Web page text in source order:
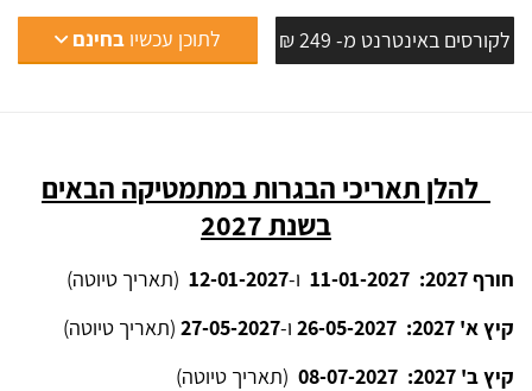
לקורסים באינטרנט מ- 249 ₪ לתוכן עכשיובחינם
להלן תאריכי הבגרות במתמטיקה הבאים
בשנת 2027
חורף 2027: 11-01-2027 ו-12-01-2027 (תאריך טיוטה)
קיץ א' 2027:
26-05-2027 ו-27-05-2027 (תאריך טיוטה)
קיץ ב' 2027:
08-07-2027 (תאריך טיוטה)